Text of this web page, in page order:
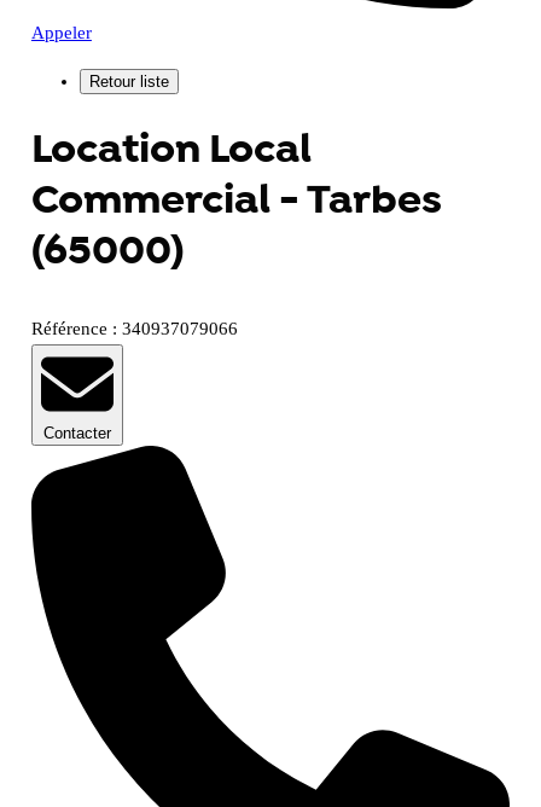
Appeler
Location Local
Commercial - Tarbes
(65000)
Référence : 340937079066
Contacter